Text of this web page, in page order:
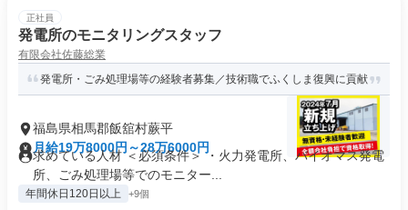
正社員
発電所のモニタリングスタッフ
有限会社佐藤総業
発電所・ごみ処理場等の経験者募集／技術職でふくしま復興に貢献
福島県相馬郡飯舘村蕨平
月給19万8000円～28万6000円
求めている人材 ＜必須条件＞ ・火力発電所、バイオマス発電
所、ごみ処理場等でのモニター...
年間休日120日以上 +9個